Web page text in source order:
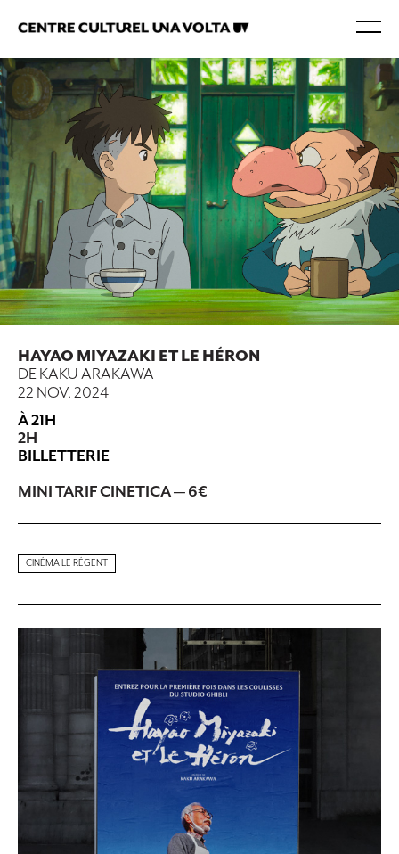
HAYAO MIYAZAKI ET LE HÉRON
DE KAKU ARAKAWA
22 NOV. 2024
À 21H
2H
BILLETTERIE
MINI TARIF CINETICA — 6€
CINÉMA LE RÉGENT